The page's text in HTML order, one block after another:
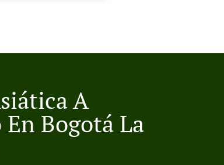
A
Bogotá La